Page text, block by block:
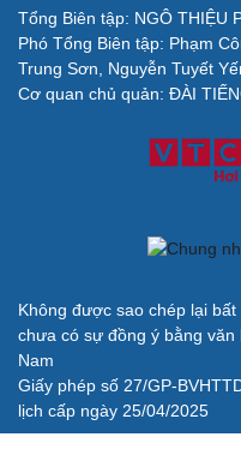
Tổng Biên tập: NGÔ THIỆU
Phó Tổng Biên tập: Phạm
Trung Sơn, Nguyễn Tuyết
Cơ quan chủ quản: ĐÀI
Không được sao chép lại
chưa có sự đồng ý bằng
Nam
Giấy phép số 27/GP-
lịch cấp ngày 25/04/2025